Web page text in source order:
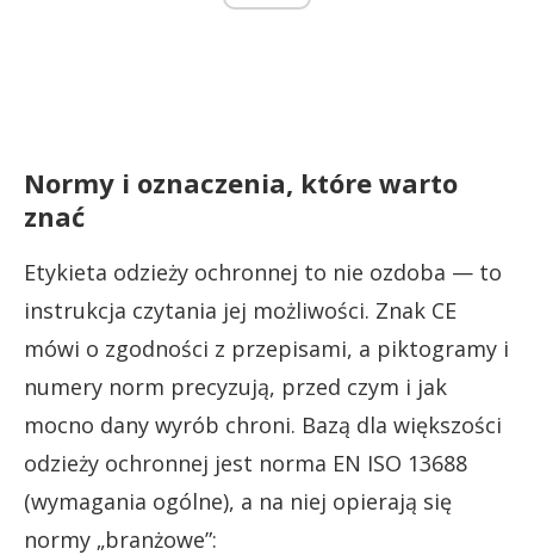
Normy i oznaczenia, które warto
znać
Etykieta odzieży ochronnej to nie ozdoba — to
instrukcja czytania jej możliwości. Znak CE
mówi o zgodności z przepisami, a piktogramy i
numery norm precyzują, przed czym i jak
mocno dany wyrób chroni. Bazą dla większości
odzieży ochronnej jest norma EN ISO 13688
(wymagania ogólne), a na niej opierają się
normy „branżowe”: